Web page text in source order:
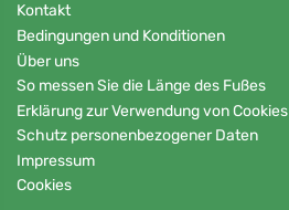
Kontakt
Bedingungen und Konditionen
Über uns
So messen Sie die Länge des Fußes
Erklärung zur Verwendung von Cookies
Schutz personenbezogener Daten
Impressum
Cookies